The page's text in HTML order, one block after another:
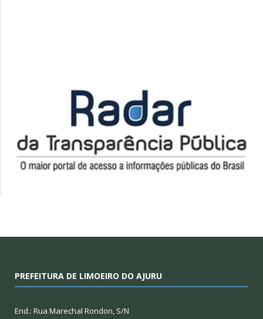
PREFEITURA DE LIMOEIRO DO AJURU
End.: Rua Marechal Rondon, S/N